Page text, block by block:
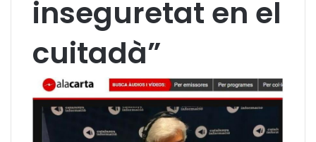
inseguretat en el
cuitadà”